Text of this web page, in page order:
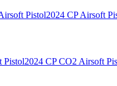
Pistol2024 CP Airsoft
Pistol2024 CP CO2 Airsoft